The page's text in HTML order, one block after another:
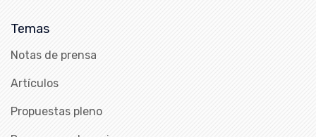
Temas
Notas de prensa
Artículos
Propuestas pleno